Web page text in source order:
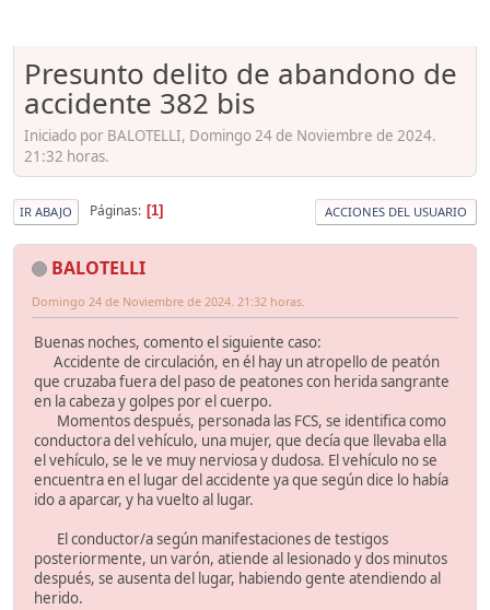
Presunto delito de abandono de
accidente 382 bis
Iniciado por BALOTELLI, Domingo 24 de Noviembre de 2024.
21:32 horas.
IR ABAJO Páginas 1 ACCIONES DEL USUARIO
BALOTELLI
Domingo 24 de Noviembre de 2024. 21:32 horas.
Buenas noches, comento el siguiente caso:
Accidente de circulación, en él hay un atropello de peatón
que cruzaba fuera del paso de peatones con herida sangrante
en la cabeza y golpes por el cuerpo.
Momentos después, personada las FCS, se identifica como
conductora del vehículo, una mujer, que decía que llevaba ella
el vehículo, se le ve muy nerviosa y dudosa. El vehículo no se
encuentra en el lugar del accidente ya que según dice lo había
ido a aparcar, y ha vuelto al lugar.
El conductor/a según manifestaciones de testigos
posteriormente, un varón, atiende al lesionado y dos minutos
después, se ausenta del lugar, habiendo gente atendiendo al
herido.